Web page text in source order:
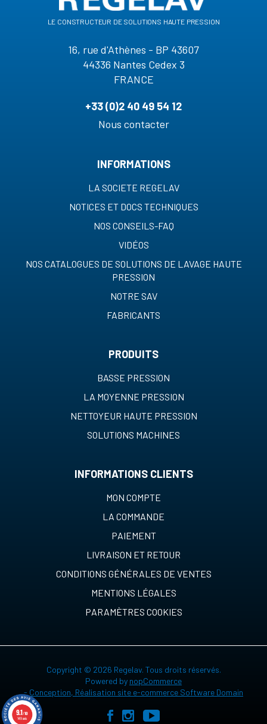
le constructeur de solutions haute pression
16, rue d'Athènes - BP 43607
44336 Nantes Cedex 3
FRANCE
+33 (0)2 40 49 54 12
Nous contacter
INFORMATIONS
LA SOCIETE REGELAV
NOTICES ET DOCS TECHNIQUES
NOS CONSEILS-FAQ
VIDÉOS
NOS CATALOGUES DE SOLUTIONS DE LAVAGE HAUTE
PRESSION
NOTRE SAV
FABRICANTS
PRODUITS
BASSE PRESSION
LA MOYENNE PRESSION
NETTOYEUR HAUTE PRESSION
SOLUTIONS MACHINES
INFORMATIONS CLIENTS
MON COMPTE
LA COMMANDE
PAIEMENT
LIVRAISON ET RETOUR
CONDITIONS GÉNÉRALES DE VENTES
MENTIONS LÉGALES
PARAMÈTRES COOKIES
Copyright © 2026 Regelav. Tous droits réservés.
Powered by nopCommerce
- Conception, Réalisation site e-commerce Software Domain
9.1/10
149 avis